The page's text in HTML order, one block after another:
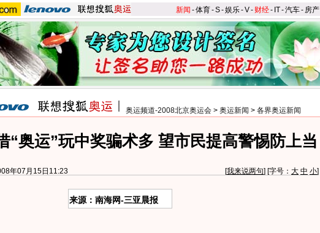
新闻 -体育-S-娱乐-V- 财经- IT-汽车- 房产
奥运频道-2008北京奥运会 > 奥运新闻 > 各界奥运新闻
“奥运”玩中奖骗术多 望市民提高警惕防上当
年07月15日11:23 [我来说两句] [字号： 大 中 小]
来源：南海网-三亚晨报